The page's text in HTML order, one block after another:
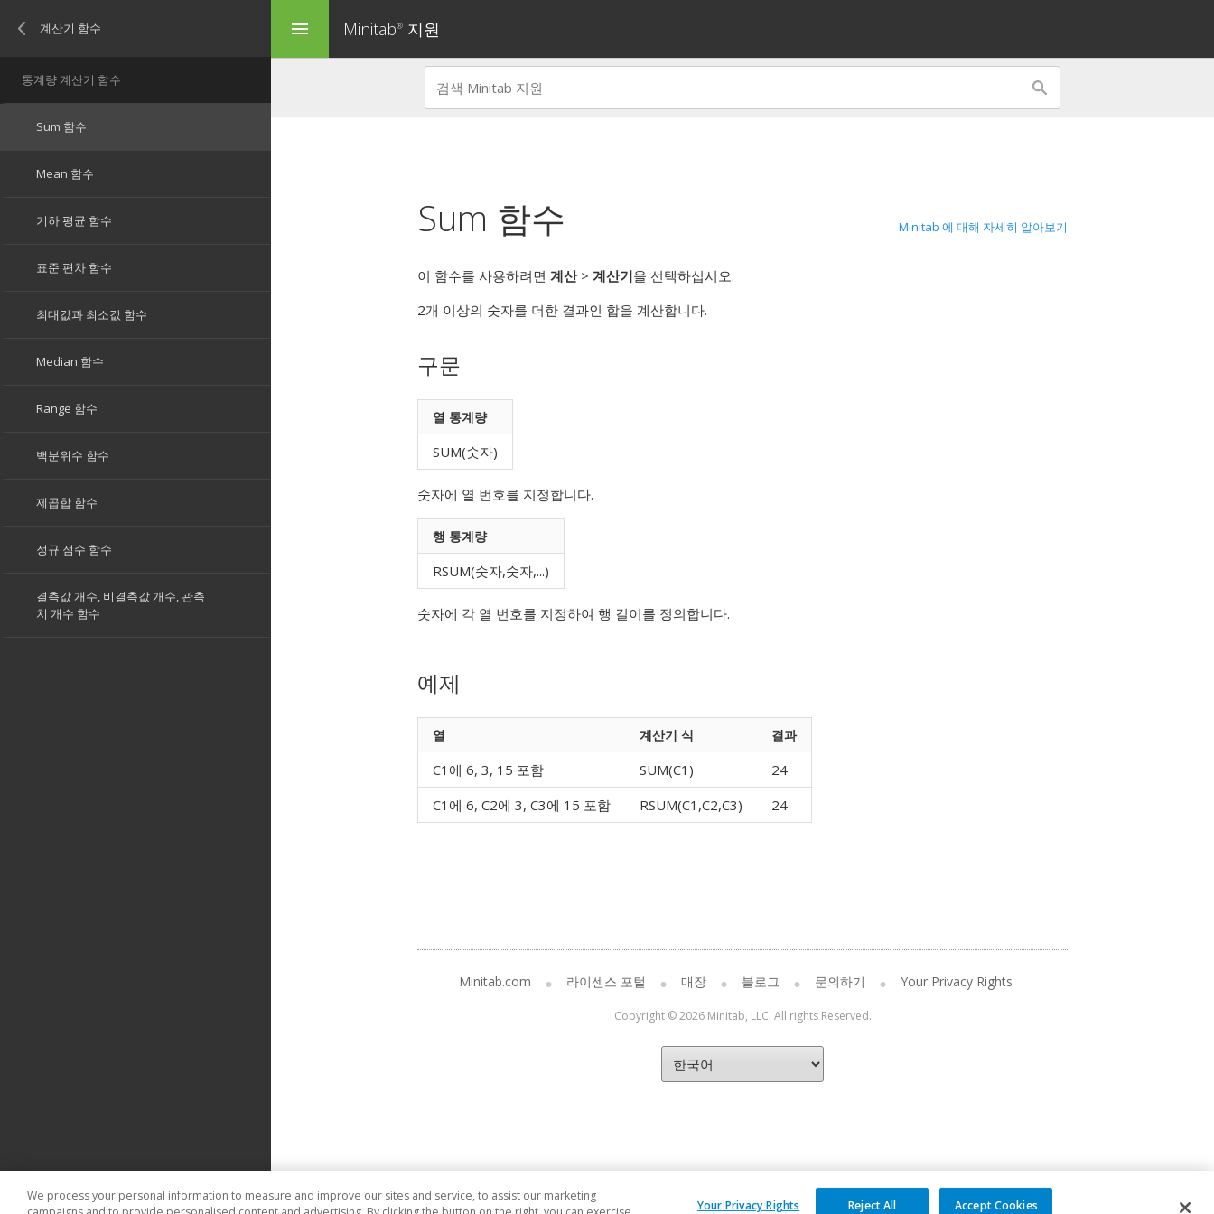
menu Minitab® 지원
Sum 함수 Minitab 에 대해 자세히 알아보기
이 함수를 사용하려면 계산> 계산기을 선택하십시오.
2개 이상의 숫자를 더한 결과인 합을 계산합니다.
구문
열 통계량
SUM(숫자)
숫자에 열 번호를 지정합니다.
행 통계량
RSUM(숫자,숫자,...)
숫자에 각 열 번호를 지정하여 행 길이를 정의합니다.
예제
열 계산기 식 결과
C1에 6, 3, 15 포함 SUM(C1)
24
C1에 6, C2에 3, C3에 15 포함
RSUM(C1,C2,C3) 24
Minitab.com 라이센스 포털 매장 블로그 문의하기 Your Privacy Rights
Copyright © 2026 Minitab, LLC. All rights Reserved.
We process your personal information to measure and improve our sites and service, to assist our marketing
Your Privacy Rights Reject All Accept Cookies